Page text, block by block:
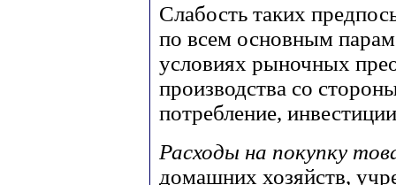
Слабость таких
по всем основным
условиях рыночных
производства со
потребление,
Расходы на покупку
домашних хозяйств,